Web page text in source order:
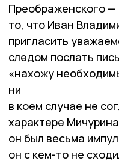
Преображенского —
то, что Иван
пригласить
следом послать
«нахожу
ни
в коем случае не
характере
он был весьма
он с кем-то не